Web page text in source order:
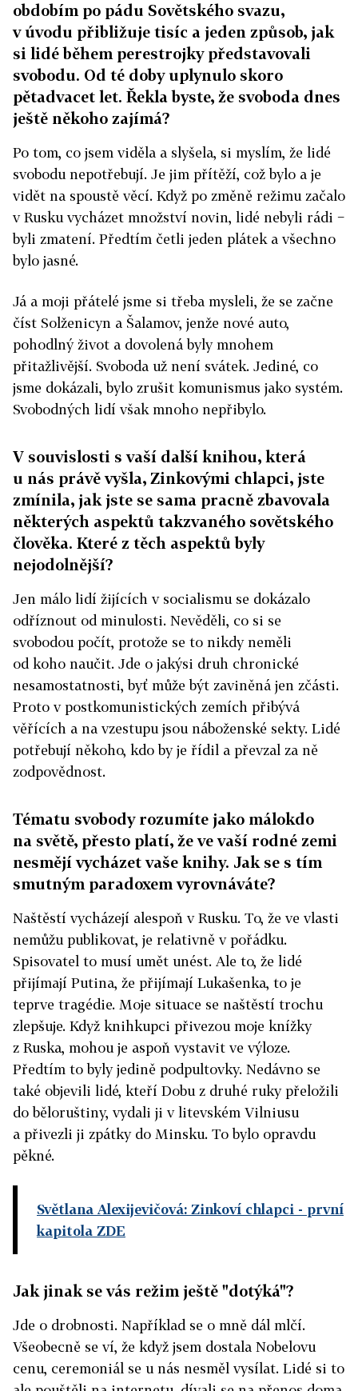
obdobím po pádu Sovětského svazu,
v úvodu přibližuje tisíc a jeden způsob, jak
si lidé během perestrojky představovali
svobodu. Od té doby uplynulo skoro
pětadvacet let. Řekla byste, že svoboda dnes
ještě někoho zajímá?
Po tom, co jsem viděla a slyšela, si myslím, že lidé
svobodu nepotřebují. Je jim přítěží, což bylo a je
vidět na spoustě věcí. Když po změně režimu začalo
v Rusku vycházet množství novin, lidé nebyli rádi −
byli zmatení. Předtím četli jeden plátek a všechno
bylo jasné.
Já a moji přátelé jsme si třeba mysleli, že se začne
číst Solženicyn a Šalamov, jenže nové auto,
pohodlný život a dovolená byly mnohem
přitažlivější. Svoboda už není svátek. Jediné, co
jsme dokázali, bylo zrušit komunismus jako systém.
Svobodných lidí však mnoho nepřibylo.
V souvislosti s vaší další knihou, která
u nás právě vyšla, Zinkovými chlapci, jste
zmínila, jak jste se sama pracně zbavovala
některých aspektů takzvaného sovětského
člověka. Které z těch aspektů byly
nejodolnější?
Jen málo lidí žijících v socialismu se dokázalo
odříznout od minulosti. Nevěděli, co si se
svobodou počít, protože se to nikdy neměli
od koho naučit. Jde o jakýsi druh chronické
nesamostatnosti, byť může být zaviněná jen zčásti.
Proto v postkomunistických zemích přibývá
věřících a na vzestupu jsou náboženské sekty. Lidé
potřebují někoho, kdo by je řídil a převzal za ně
zodpovědnost.
Tématu svobody rozumíte jako málokdo
na světě, přesto platí, že ve vaší rodné zemi
nesmějí vycházet vaše knihy. Jak se s tím
smutným paradoxem vyrovnáváte?
Naštěstí vycházejí alespoň v Rusku. To, že ve vlasti
nemůžu publikovat, je relativně v pořádku.
Spisovatel to musí umět unést. Ale to, že lidé
přijímají Putina, že přijímají Lukašenka, to je
teprve tragédie. Moje situace se naštěstí trochu
zlepšuje. Když knihkupci přivezou moje knížky
z Ruska, mohou je aspoň vystavit ve výloze.
Předtím to byly jedině podpultovky. Nedávno se
také objevili lidé, kteří Dobu z druhé ruky přeložili
do běloruštiny, vydali ji v litevském Vilniusu
a přivezli ji zpátky do Minsku. To bylo opravdu
pěkné.
Světlana Alexijevičová: Zinkoví chlapci - první
kapitola ZDE
Jak jinak se vás režim ještě "dotýká"?
Jde o drobnosti. Například se o mně dál mlčí.
Všeobecně se ví, že když jsem dostala Nobelovu
cenu, ceremoniál se u nás nesměl vysílat. Lidé si to